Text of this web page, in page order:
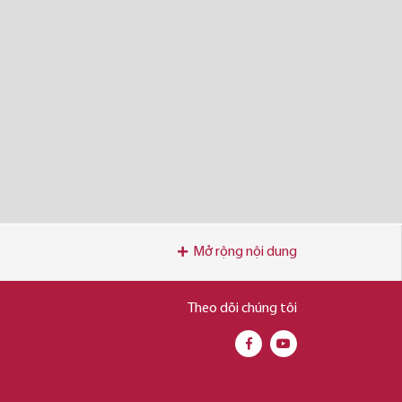
Mở rộng nội dung
Theo dõi chúng tôi